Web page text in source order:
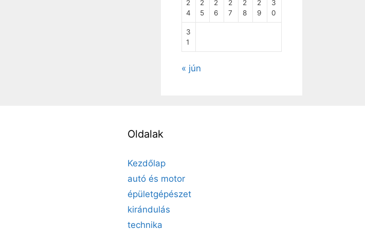
2
4
2
5
2
6
2
7
2
8
2
9
3
0
3
1
« jún
Oldalak
Kezdőlap
autó és motor
épületgépészet
kirándulás
technika